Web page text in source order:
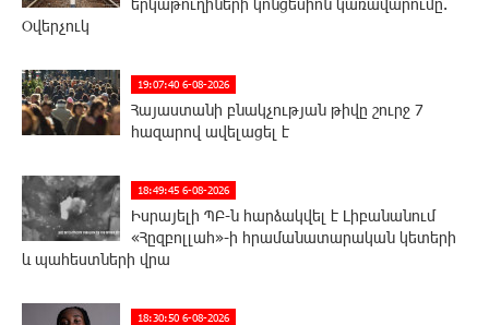
երկաթուղիների կոնցեսիոն կառավարումը.
Օվերչուկ
19:07:40 6-08-2026
Հայաստանի բնակչության թիվը շուրջ 7
հազարով ավելացել է
18:49:45 6-08-2026
Իսրայելի ՊԲ-ն հարձակվել է Լիբանանում
«Հըզբոլլահ»-ի հրամանատարական կետերի
և պահեստների վրա
18:30:50 6-08-2026